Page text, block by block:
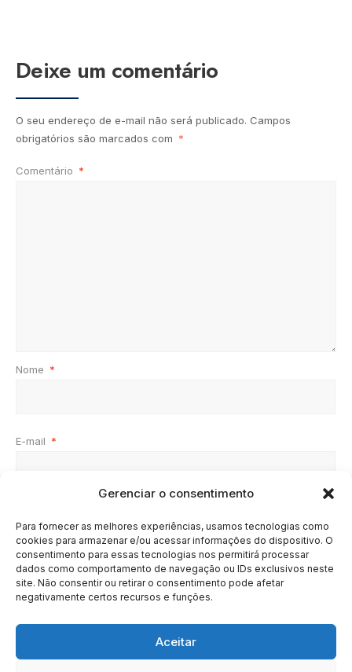
Gerenciar o consentimento
Para fornecer as melhores experiências, usamos tecnologias como
cookies para armazenar e/ou acessar informações do dispositivo. O
consentimento para essas tecnologias nos permitirá processar
dados como comportamento de navegação ou IDs exclusivos neste
site. Não consentir ou retirar o consentimento pode afetar
negativamente certos recursos e funções.
Aceitar
Deixe um comentário
O seu endereço de e-mail não será publicado. Campos
obrigatórios são marcados com *
Comentário *
Nome *
E-mail *